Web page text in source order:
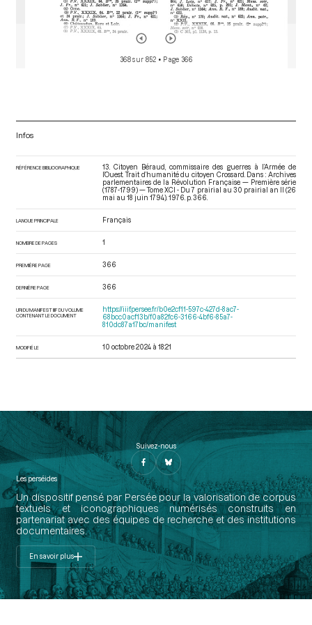
368 sur 852 • Page 366
Infos
RÉFÉRENCE BIBLIOGRAPHIQUE
13. Citoyen Béraud, commissaire des guerres à l’Armée de
l’Ouest. Trait d’humanité du citoyen Crossard. Dans : Archives
parlementaires de la Révolution Française — Première série
(1787-1799) — Tome XCI - Du 7 prairial au 30 prairial an II (26
mai au 18 juin 1794) . 1976. p. 366.
LANGUE PRINCIPALE Français
NOMBRE DE PAGES 1
PREMIÈRE PAGE 366
DERNIÈRE PAGE 366
URI DU MANIFEST IIIF DU VOLUME
CONTENANT LE DOCUMENT
https://iiif.persee.fr/b0e2cf11-597c-427d-8ac7-
68bcc0acf13b/f0a82fc6-3166-4bf6-85a7-
810dc87a17bc/manifest
MODIFIÉ LE 10 octobre 2024 à 18:21
Suivez-nous
Les perséides
Un dispositif pensé par Persée pour la valorisation de corpus
textuels et iconographiques numérisés construits en
partenariat avec des équipes de recherche et des institutions
documentaires.
En savoir plus